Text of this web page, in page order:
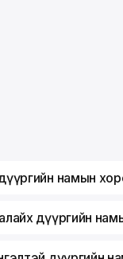
намын
дүүргийн